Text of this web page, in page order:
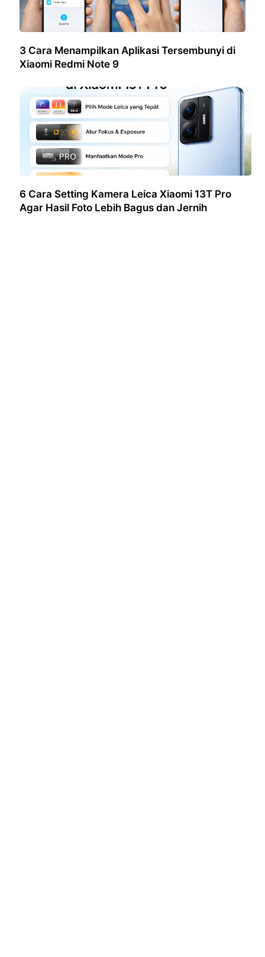
3 Cara Menampilkan Aplikasi Tersembunyi di
Xiaomi Redmi Note 9
6 Cara Setting Kamera Leica Xiaomi 13T Pro
Agar Hasil Foto Lebih Bagus dan Jernih